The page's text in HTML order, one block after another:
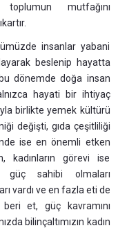
mutfağını
insanlar yabani
beslenip hayatta
dönemde doğa insan
hayati bir ihtiyaç
birlikte yemek kültürü
değişti, gıda çeşitliliği
ise en önemli etken
kadınların görevi ise
güç sahibi olmaları
vardı ve en fazla eti de
et, güç kavramını
bilinçaltımızın kadın